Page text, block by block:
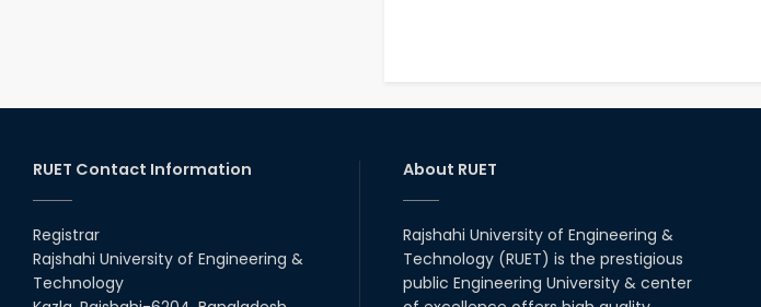
RUET Contact Information
Registrar
Rajshahi University of Engineering &
Technology
About RUET
Rajshahi University of Engineering &
Technology (RUET) is the prestigious
public Engineering University & center